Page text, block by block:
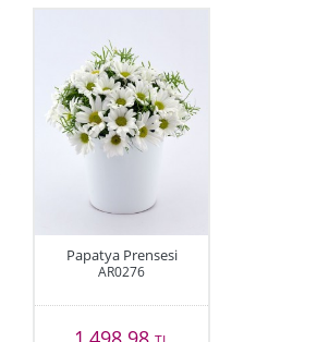
Papatya Prensesi
AR0276